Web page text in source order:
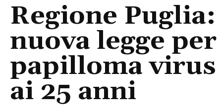
Regione
nuova legge
papilloma virus
ai 25 anni